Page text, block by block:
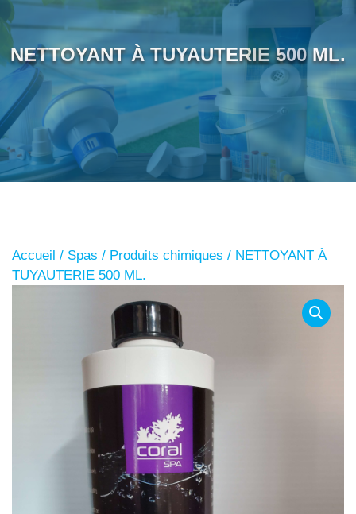
NETTOYANT À TUYAUTERIE 500 ML.
Accueil / Spas / Produits chimiques / NETTOYANT À
TUYAUTERIE 500 ML.